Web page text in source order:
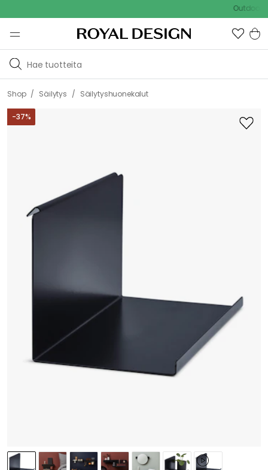
Outdoor Sale
Shop / Säilytys / Säilytyshuonekalut
-37%